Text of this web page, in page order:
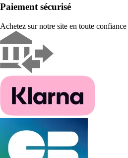
Paiement sécurisé
Achetez sur notre site en toute confiance